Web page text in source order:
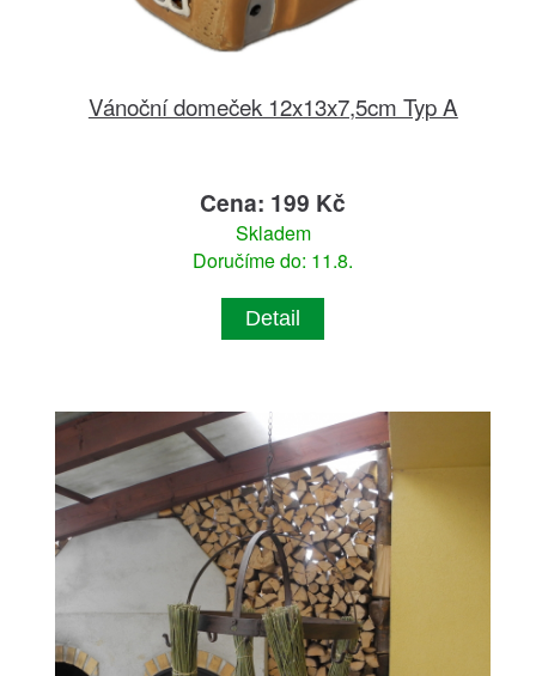
Vánoční domeček 12x13x7,5cm Typ A
Cena: 199 Kč
Skladem
Doručíme do: 11.8.
Detail